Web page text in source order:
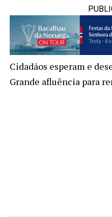
Cidadãos esperam e
Grande afluência para